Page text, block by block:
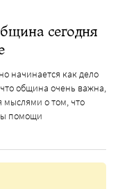
сегодня
начинается как дело
община очень важна,
мыслями о том, что
помощи